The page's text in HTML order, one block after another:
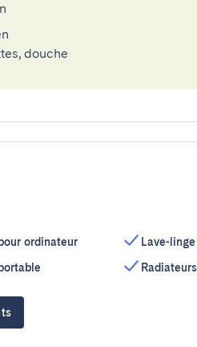
douche
ordinateur
Lave-linge
Radiateurs